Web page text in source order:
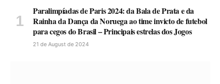
Paralimpíadas de Paris 2024: da Bala de Prata e da
Rainha da Dança da Noruega ao time invicto de futebol
para cegos do Brasil – Principais estrelas dos Jogos
21 de August de 2024